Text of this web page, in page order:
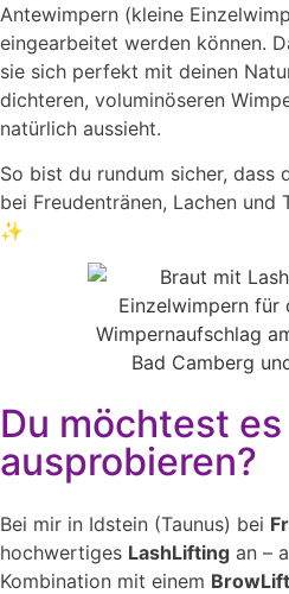
Antewimpern (kleine
eingearbeitet werden können.
sie sich perfekt mit deinen
dichteren, voluminöseren
natürlich aussieht.
So bist du rundum sicher, dass
bei Freudentränen, Lachen
✨
Du möchtest es
ausprobieren?
Bei mir in Idstein (Taunus) bei
hochwertiges LashLifting an –
Kombination mit einem